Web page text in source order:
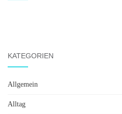
KATEGORIEN
Allgemein
Alltag